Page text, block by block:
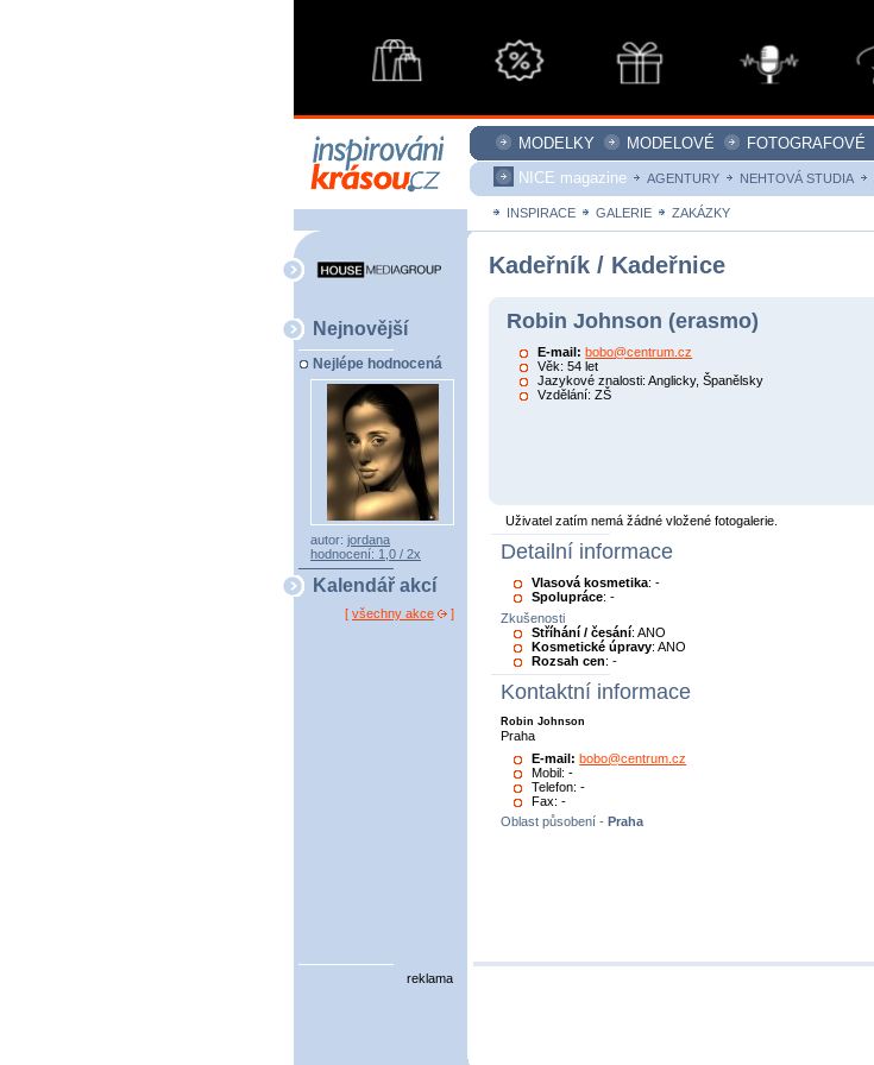
MODELKY MODELOVÉ FOTOGRAFOVÉ
NICE magazine
AGENTURY NEHTOVÁ STUDIA
INSPIRACE GALERIE ZAKÁZKY
Nejnovější
Nejlépe hodnocená
autor: jordana
hodnocení: 1,0 / 2x
Kalendář akcí
[ všechny akce ]
Kadeřník / Kadeřnice
Robin Johnson (erasmo)
E-mail: bobo@centrum.cz
Věk: 54 let
Jazykové znalosti: Anglicky, Španělsky
Vzdělání: ZŠ
Uživatel zatím nemá žádné vložené fotogalerie.
Detailní informace
Vlasová kosmetika: -
Spolupráce: -
Zkušenosti
Stříhání / česání: ANO
Kosmetické úpravy: ANO
Rozsah cen: -
Kontaktní informace
Robin Johnson
Praha
E-mail:bobo@centrum.cz
Mobil: -
Telefon: -
Fax: -
Oblast působení - Praha
reklama